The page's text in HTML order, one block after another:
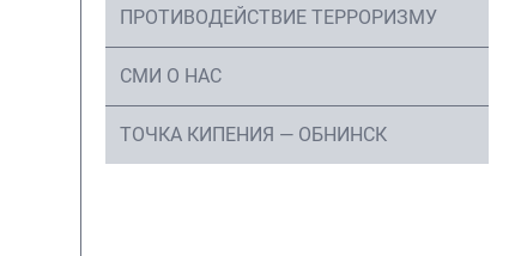
ПРОТИВОДЕЙСТВИЕ ТЕРРОРИЗМУ
СМИ О НАС
ТОЧКА КИПЕНИЯ — ОБНИНСК